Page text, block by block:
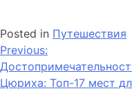
Posted in Путешествия
Навигация
по
Previous:
Цюриха: Топ-17 мест